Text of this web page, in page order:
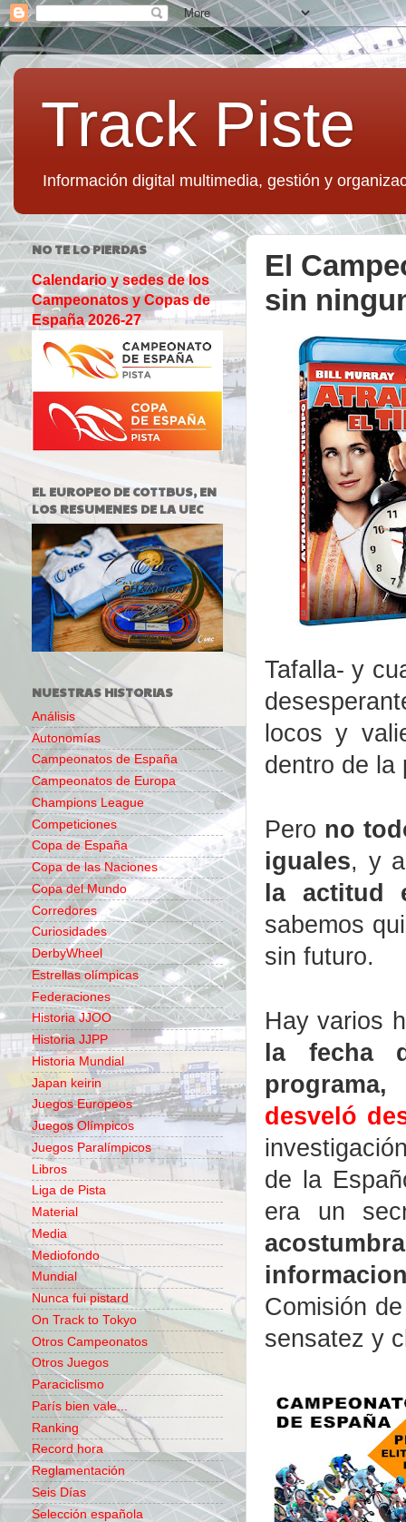
Track Piste
Información digital multimedia, gestión y
El
sin
Tafalla- y
locos y
dentro de la
Pero no
iguales, y
la actitud
sabemos
sin futuro.
Hay varios
la fecha
desveló
de la
era un
Comisión
sensatez y
NO TE LO PIERDAS
Calendario y sedes de los
Campeonatos y Copas de
España 2026-27
EL EUROPEO DE COTTBUS, EN
LOS RESUMENES DE LA UEC
NUESTRAS HISTORIAS
Análisis
Autonomías
Campeonatos de España
Campeonatos de Europa
Champions League
Competiciones
Copa de España
Copa de las Naciones
Copa del Mundo
Corredores
Curiosidades
DerbyWheel
Estrellas olímpicas
Federaciones
Historia JJOO
Historia JJPP
Historia Mundial
Japan keirin
Juegos Europeos
Juegos Olímpicos
Juegos Paralímpicos
Libros
Liga de Pista
Material
Media
Mediofondo
Mundial
Nunca fui pistard
On Track to Tokyo
Otros Campeonatos
Otros Juegos
Paraciclismo
París bien vale...
Ranking
Record hora
Reglamentación
Seis Días
Selección española